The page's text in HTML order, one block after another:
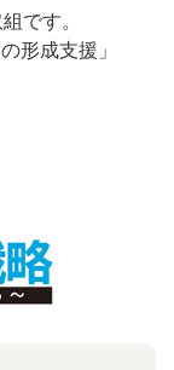
です。
形成支援」